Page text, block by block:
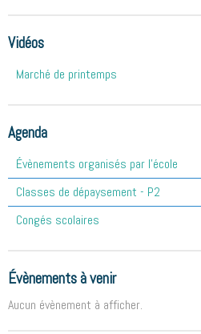
Vidéos
Marché de printemps
Agenda
Évènements organisés par l'école
Classes de dépaysement - P2
Congés scolaires
Évènements à venir
Aucun évènement à afficher.